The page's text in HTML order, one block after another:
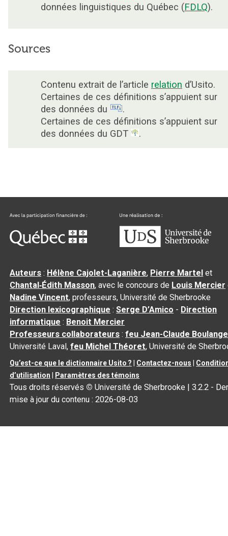
données linguistiques du Québec (FDLQ).
Sources
Contenu extrait de l’article relation d’Usito.
Certaines de ces définitions s’appuient sur
des données du
.
Certaines de ces définitions s’appuient sur
des données du GDT
.
Auteurs : Hélène Cajolet-Laganière, Pierre Martel et
Chantal‑Édith Masson, avec le concours de Louis Mercier
Nadine Vincent, professeurs, Université de Sherbrooke
Direction lexicographique :Serge D’Amico - Direction
informatique : Benoit Mercier
Professeurs collaborateurs :feu Jean-Claude
Université Laval,feu Michel Théoret, Université de
Qu’est-ce que le dictionnaire Usito ? Contactez-nous
d’utilisation
Paramètres des témoins
Tous droits réservés © Université de Sherbrooke |3.2.2 -
mise à jour du contenu :2026-08-03